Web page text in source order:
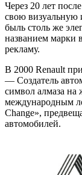
Через 20 лет
свою визуальную
быль столь же
названием марки
рекламу.
В 2000 Renault
— Создатель
символ алмаза на
международным
Change»,
автомобилей.